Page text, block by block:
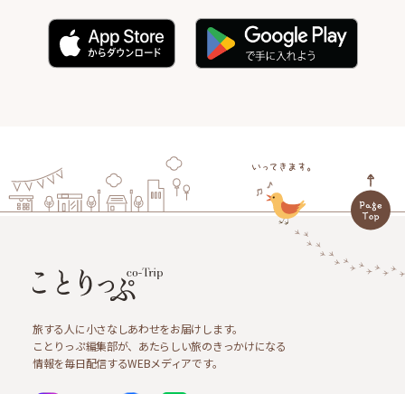
旅する人に小さなしあわせをお届けします。
ことりっぷ編集部が、あたらしい旅のきっかけになる
情報を毎日配信するWEBメディアです。